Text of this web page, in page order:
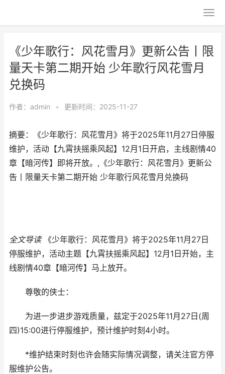
《少年歌行：风花雪月》更新公告丨限
量天卡第二期开始 少年歌行风花雪月
兑换码
作者： admin • 更新时间：2025-11-27
摘要：《少年歌行：风花雪月》将于2025年11月27日停服
维护，活动【九霄扶摇乘风起】12月1日开启，主线剧情40
章【暗河传】即将开放。,《少年歌行：风花雪月》更新公
告丨限量天卡第二期开始 少年歌行风花雪月兑换码
全文导读《少年歌行：风花雪月》将于2025年11月27日
停服维护，活动主题【九霄扶摇乘风起】12月1日开始，主
线剧情40章【暗河传】马上放开。
尊敬的侠士：
为进一步进步游戏质量，兹定于2025年11月27日(周
四)15:00进行停服维护，预计维护时刻4小时。
*维护结束时刻也许会随实际情况调整，请关注官方停
服维护公告。